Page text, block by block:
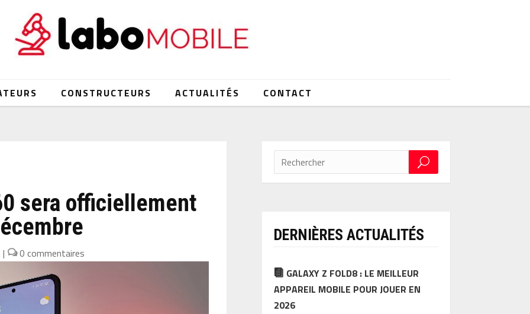
CONSTRUCTEURS ACTUALITÉS CONTACT
sera officiellement
| 0 commentaires
DERNIÈRES ACTUALITÉS
GALAXY Z FOLD8 : LE MEILLEUR
APPAREIL MOBILE POUR JOUER EN
2026